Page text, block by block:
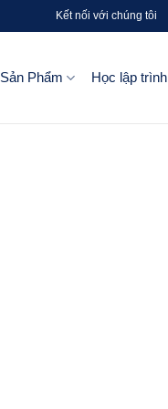
Kết nối với chúng tôi
Sản Phẩm Học lập trình